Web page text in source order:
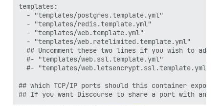
templates:
  - "templates/postgres.template.yml"
  - "templates/redis.template.yml"
  - "templates/web.template.yml"
  - "templates/web.ratelimited.template.yml"
## Uncomment these two lines if you wish to add
  #- "templates/web.ssl.template.yml"
  #- "templates/web.letsencrypt.ssl.template.yml"
## which TCP/IP ports should this container expose?